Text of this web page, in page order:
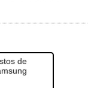
de